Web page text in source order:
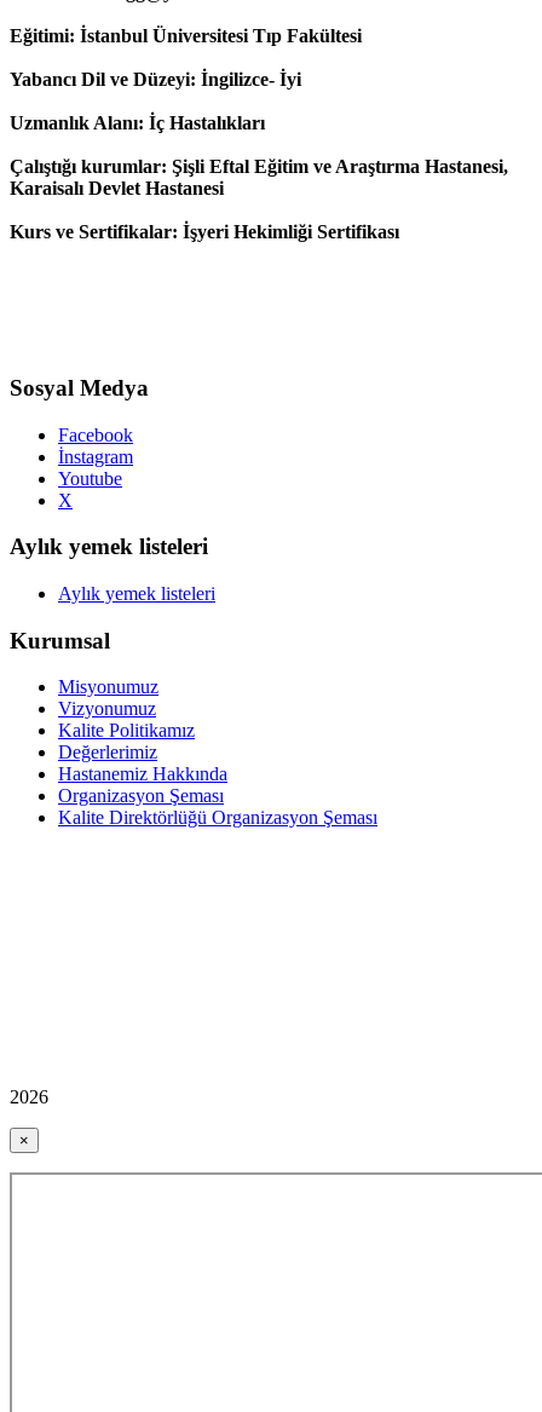
Eğitimi: İstanbul Üniversitesi Tıp Fakültesi
Yabancı Dil ve Düzeyi: İngilizce- İyi
Uzmanlık Alanı: İç Hastalıkları
Çalıştığı kurumlar: Şişli Eftal Eğitim ve Araştırma Hastanesi,
Karaisalı Devlet Hastanesi
Kurs ve Sertifikalar: İşyeri Hekimliği Sertifikası
Sosyal Medya
Facebook
İnstagram
Youtube
X
Aylık yemek listeleri
Aylık yemek listeleri
Kurumsal
Misyonumuz
Vizyonumuz
Kalite Politikamız
Değerlerimiz
Hastanemiz Hakkında
Organizasyon Şeması
Kalite Direktörlüğü Organizasyon Şeması
2026
×